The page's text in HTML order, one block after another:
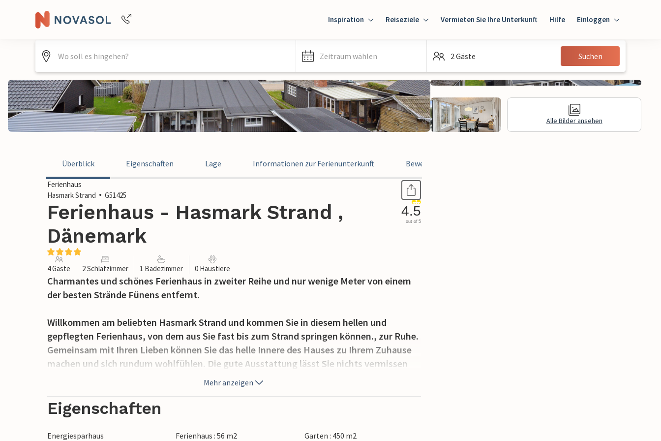
+4940688715475
Inspiration Reiseziele Vermieten Sie Ihre Unterkunft Hilfe Einloggen
Einloggen
Gast
Zeitraum wählen 2 Gäste Suchen
Alle Bilder ansehen
Überblick Eigenschaften Lage Informationen zur Ferienunterkunft Bewertungen
Ferienhaus
Hasmark Strand
G51425
Ferienhaus - Hasmark Strand ,
Dänemark
4.5
out of 5
4 Gäste 2 Schlafzimmer 1 Badezimmer 0 Haustiere
Charmantes und schönes Ferienhaus in zweiter Reihe und nur wenige Meter von einem
der besten Strände Fünens entfernt.
Willkommen am beliebten Hasmark Strand und kommen Sie in diesem hellen und
gepflegten Ferienhaus, von dem aus Sie fast bis zum Strand springen können., zur Ruhe.
Gemeinsam mit Ihren Lieben können Sie das helle Innere des Hauses zu Ihrem Zuhause
machen und sich rundum wohlfühlen. Die gute Ausstattung lässt Sie nichts vermissen
und lädt zu Kochabenden bei einem prasselnden Ofenfeuer ein.
Verbringen Sie Ihre Ferien am Strand, wo Sie stundenlang baden, sandeln und angeln
können. Genießen Sie bei Strandspaziergängen das Rauschen der Wellen des Kattegats
und vergessen den Stress Ihres Alltages. Die Gegend ist bekannt für ihre Straßenstände
Mehr anzeigen
Eigenschaften
Energiesparhaus Ferienhaus : 56 m2
Garten : 450 m2